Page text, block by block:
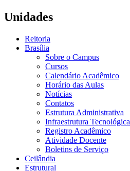
Unidades
Reitoria
Brasília
Sobre o Campus
Cursos
Calendário Acadêmico
Horário das Aulas
Notícias
Contatos
Estrutura Administrativa
Infraestrutura Tecnológica
Registro Acadêmico
Atividade Docente
Boletins de Serviço
Ceilândia
Estrutural